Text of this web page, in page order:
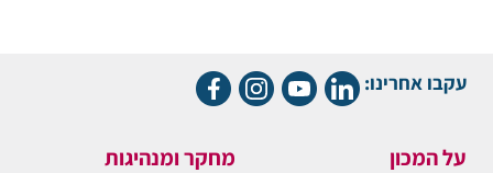
עקבו אחרינו:
על המכון מחקר ומנהיגות